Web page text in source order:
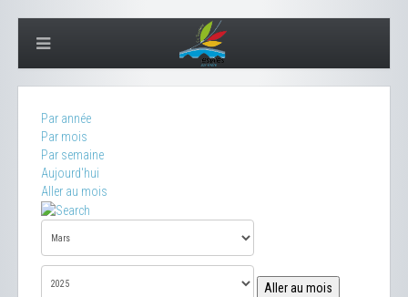
Par année
Par mois
Par semaine
Aujourd'hui
Aller au mois
Aller au mois